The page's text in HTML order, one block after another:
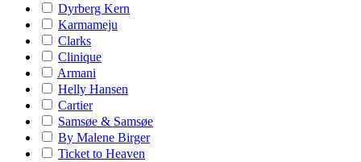
Dyrberg Kern
Karmameju
Clarks
Clinique
Armani
Helly Hansen
Cartier
Samsøe & Samsøe
By Malene Birger
Ticket to Heaven